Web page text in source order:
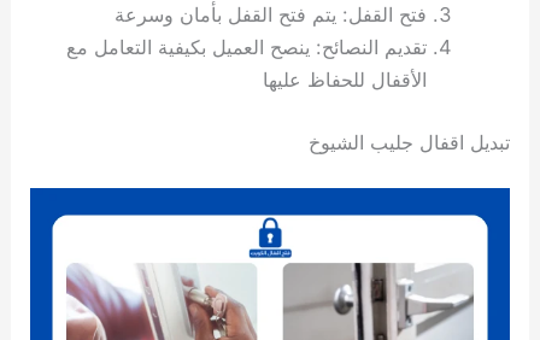
فتح القفل: يتم فتح القفل بأمان وسرعة
تقديم النصائح: ينصح العميل بكيفية التعامل مع
الأقفال للحفاظ عليها
تبديل اقفال جليب الشيوخ